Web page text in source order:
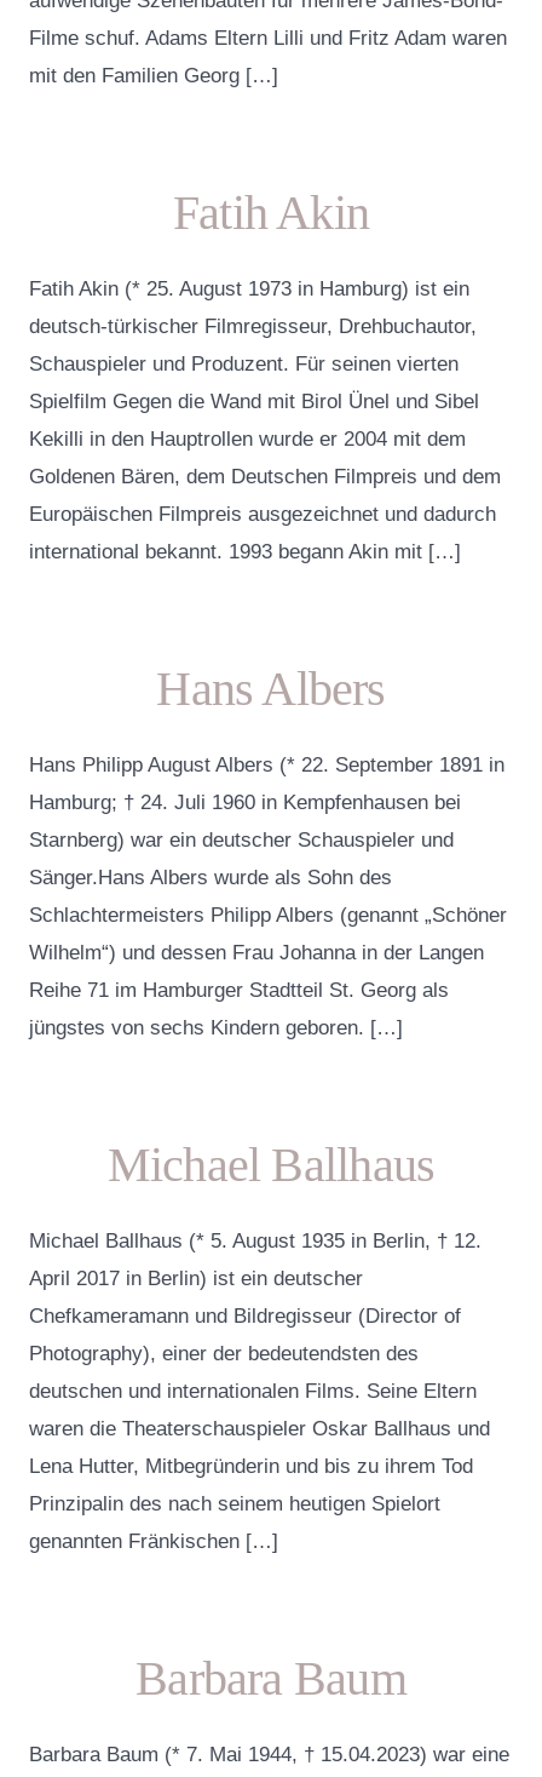
Filme schuf. Adams Eltern Lilli und Fritz Adam waren
mit den Familien Georg […]
Fatih Akin
Fatih Akin (* 25. August 1973 in Hamburg) ist ein
deutsch-türkischer Filmregisseur, Drehbuchautor,
Schauspieler und Produzent. Für seinen vierten
Spielfilm Gegen die Wand mit Birol Ünel und Sibel
Kekilli in den Hauptrollen wurde er 2004 mit dem
Goldenen Bären, dem Deutschen Filmpreis und dem
Europäischen Filmpreis ausgezeichnet und dadurch
international bekannt. 1993 begann Akin mit […]
Hans Albers
Hans Philipp August Albers (* 22. September 1891 in
Hamburg; † 24. Juli 1960 in Kempfenhausen bei
Starnberg) war ein deutscher Schauspieler und
Sänger.Hans Albers wurde als Sohn des
Schlachtermeisters Philipp Albers (genannt „Schöner
Wilhelm“) und dessen Frau Johanna in der Langen
Reihe 71 im Hamburger Stadtteil St. Georg als
jüngstes von sechs Kindern geboren. […]
Michael Ballhaus
Michael Ballhaus (* 5. August 1935 in Berlin, † 12.
April 2017 in Berlin) ist ein deutscher
Chefkameramann und Bildregisseur (Director of
Photography), einer der bedeutendsten des
deutschen und internationalen Films. Seine Eltern
waren die Theaterschauspieler Oskar Ballhaus und
Lena Hutter, Mitbegründerin und bis zu ihrem Tod
Prinzipalin des nach seinem heutigen Spielort
genannten Fränkischen […]
Barbara Baum
Barbara Baum (* 7. Mai 1944, † 15.04.2023) war eine